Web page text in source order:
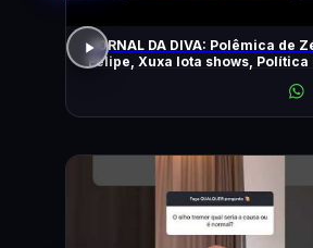
JORNAL DA DIVA: Polêmica de
Felipe, Xuxa lota shows, Política